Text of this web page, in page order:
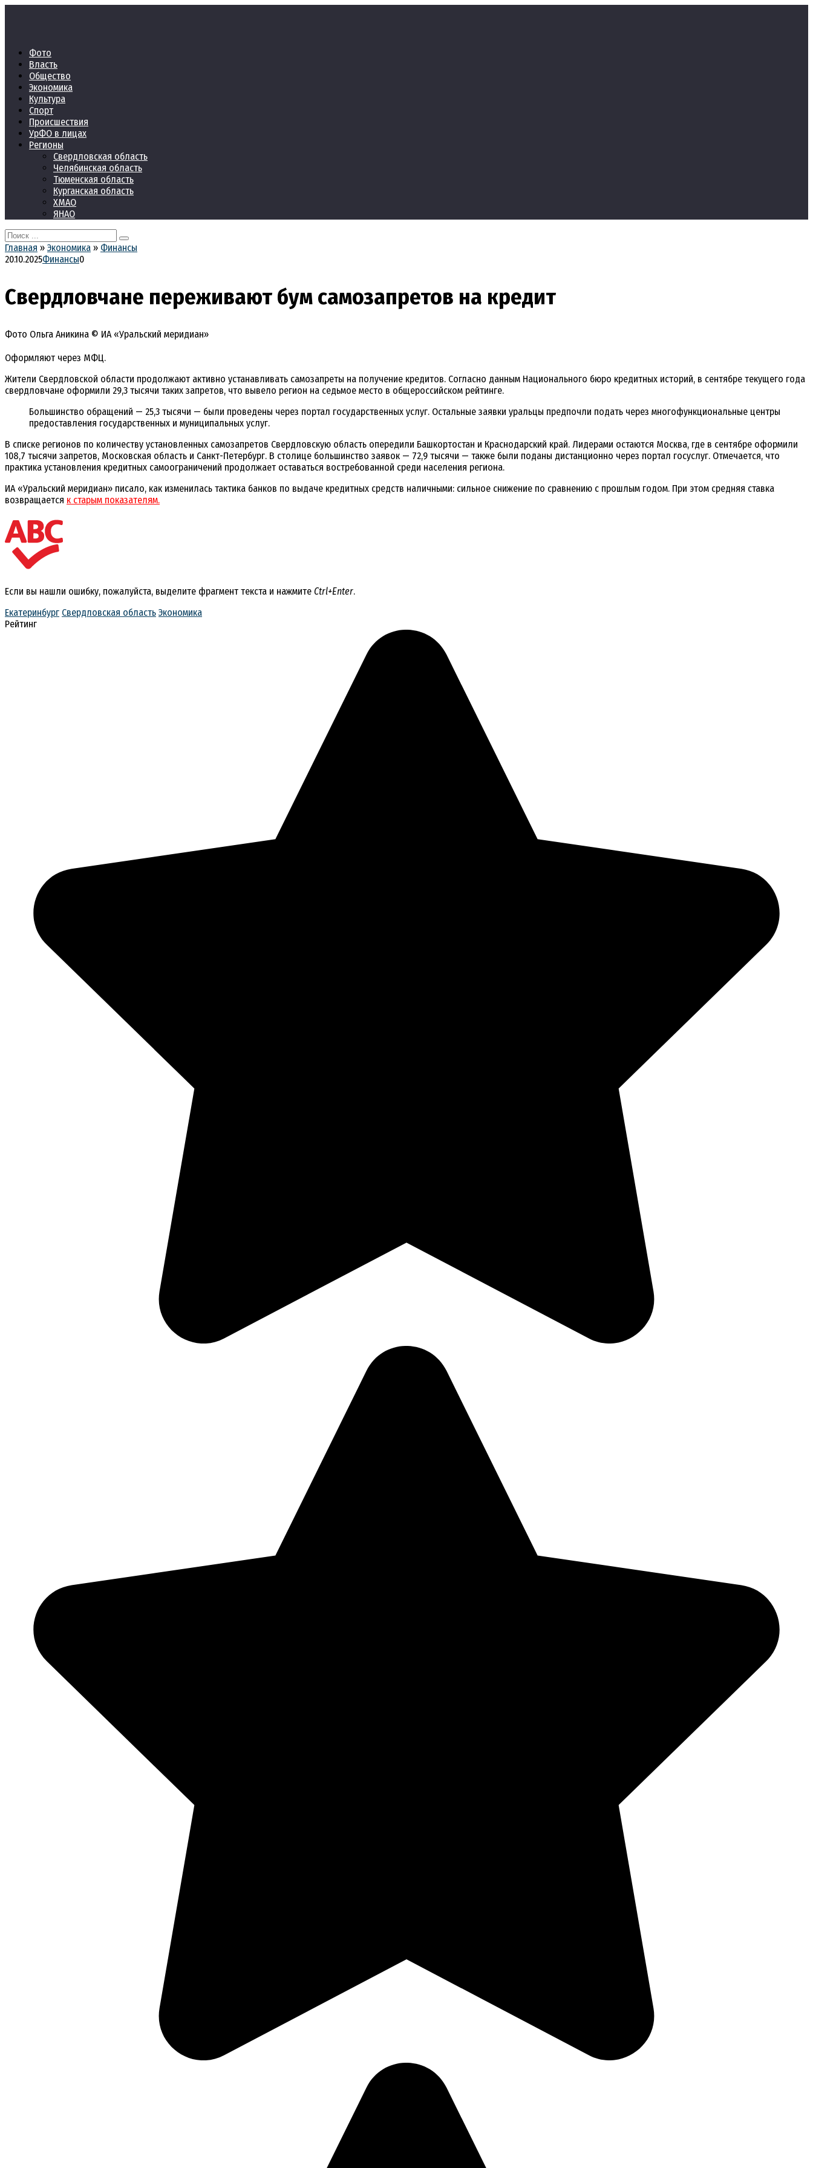
Фото
Власть
Общество
Экономика
Культура
Спорт
Происшествия
УрФО в лицах
Регионы
Свердловская область
Челябинская область
Тюменская область
Курганская область
ХМАО
ЯНАО
Search
for:
Главная » Экономика » Финансы
20.10.2025Финансы0
Свердловчане переживают бум самозапретов на кредит
Фото Ольга Аникина © ИА «Уральский меридиан»
Оформляют через МФЦ.
Жители Свердловской области продолжают активно устанавливать самозапреты на получение кредитов. Согласно данным Национального бюро кредитных историй, в сентябре текущего года
свердловчане оформили 29,3 тысячи таких запретов, что вывело регион на седьмое место в общероссийском рейтинге.
Большинство обращений — 25,3 тысячи — были проведены через портал государственных услуг. Остальные заявки уральцы предпочли подать через многофункциональные центры
предоставления государственных и муниципальных услуг.
В списке регионов по количеству установленных самозапретов Свердловскую область опередили Башкортостан и Краснодарский край. Лидерами остаются Москва, где в сентябре оформили
108,7 тысячи запретов, Московская область и Санкт-Петербург. В столице большинство заявок — 72,9 тысячи — также были поданы дистанционно через портал госуслуг. Отмечается, что
практика установления кредитных самоограничений продолжает оставаться востребованной среди населения региона.
ИА «Уральский меридиан» писало, как изменилась тактика банков по выдаче кредитных средств наличными: сильное снижение по сравнению с прошлым годом. При этом средняя ставка
возвращается к старым показателям.
Если вы нашли ошибку, пожалуйста, выделите фрагмент текста и нажмите Ctrl+Enter.
Екатеринбург Свердловская область Экономика
Рейтинг